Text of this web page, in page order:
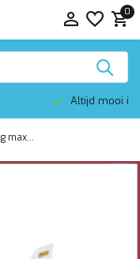
0
max...